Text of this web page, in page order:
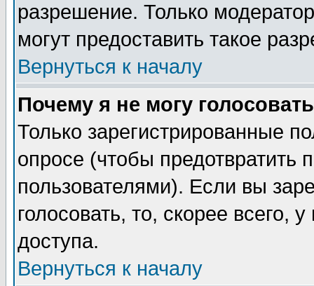
разрешение. Только
могут предоставить такое
Вернуться к началу
Почему я не могу
Только зарегистрированные
опросе (чтобы предотвратить
пользователями). Если вы
голосовать, то, скорее всего,
доступа.
Вернуться к началу